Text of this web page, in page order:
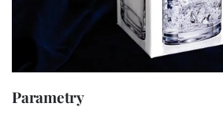
Parametry